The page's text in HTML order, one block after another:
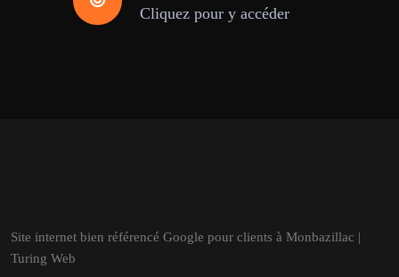
Cliquez pour y accéder
Site internet bien référencé Google pour clients à Monbazillac |
Turing Web